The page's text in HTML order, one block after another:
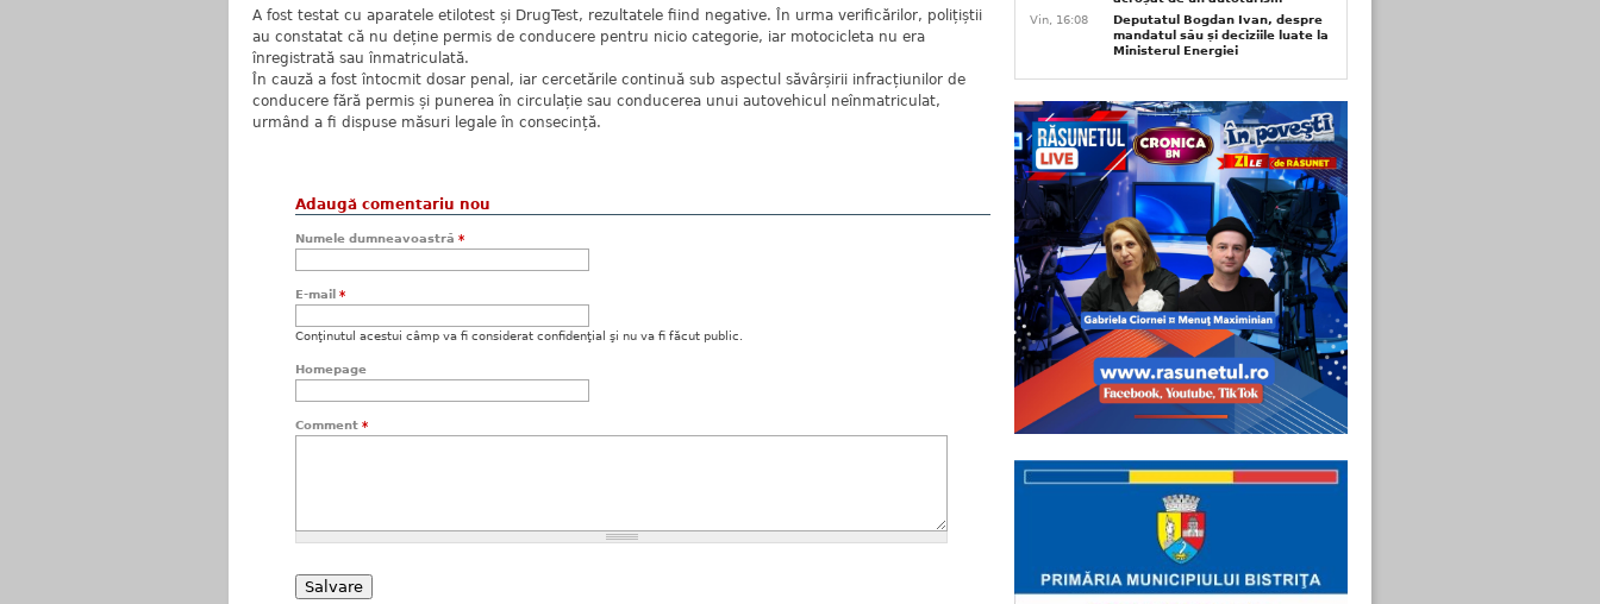
A fost testat cu aparatele etilotest și DrugTest, rezultatele fiind negative. În urma verificărilor, polițiștii
au constatat că nu deține permis de conducere pentru nicio categorie, iar motocicleta nu era
înregistrată sau înmatriculată.
În cauză a fost întocmit dosar penal, iar cercetările continuă sub aspectul săvârșirii infracțiunilor de
conducere fără permis și punerea în circulație sau conducerea unui autovehicul neînmatriculat,
urmând a fi dispuse măsuri legale în consecință.
Adaugă comentariu nou
Numele dumneavoastră *
E-mail *
Conţinutul acestui câmp va fi considerat confidenţial şi nu va fi făcut public.
Homepage
Comment *
Vin, 16:08
Deputatul Bogdan Ivan, despre
mandatul său și deciziile luate la
Ministerul Energiei